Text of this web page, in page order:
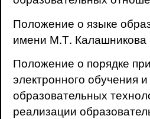
Положение о языке
имени М.Т. Калашникова
Положение о порядке
электронного обучения
образовательных
реализации